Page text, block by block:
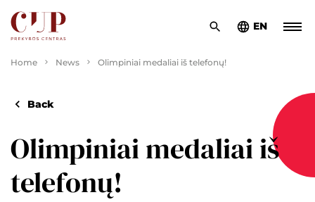
EN
Home News Olimpiniai medaliai iš telefonų!
Back
Olimpiniai medaliai iš
telefonų!